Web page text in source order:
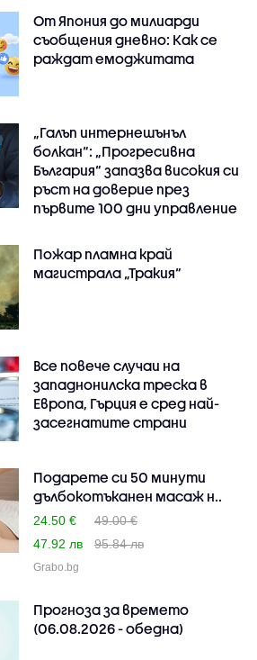
От Япония до милиарди
съобщения дневно: Как се
раждат емоджитата
„Галъп интернешънъл
болкан“: „Прогресивна
България“ запазва високия си
ръст на доверие през
първите 100 дни управление
Пожар пламна край
магистрала „Тракия“
Все повече случаи на
западнонилска треска в
Европа, Гърция е сред най-
засегнатите страни
Подарете си 50 минути
дълбокотъканен масаж н..
24.50 €
49.00 €
47.92 лв
95.84 лв
Grabo.bg
Прогноза за времето
(06.08.2026 - обедна)